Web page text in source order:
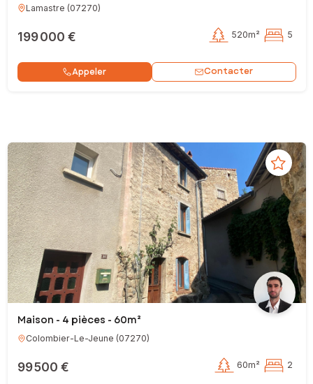
Lamastre (07270)
199 000 € 520m² 5
Appeler Contacter
Maison - 4 pièces - 60m²
Colombier-Le-Jeune (07270)
99 500 € 60m² 2